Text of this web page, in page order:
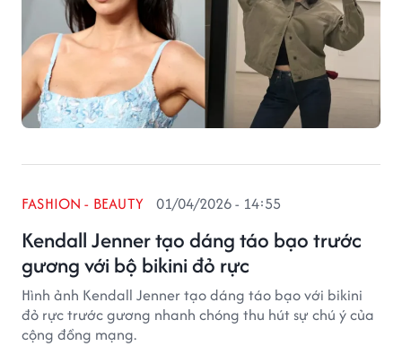
Kendall Jenner tạo dáng táo bạo trước
gương với bộ bikini đỏ rực
FASHION - BEAUTY 01/04/2026 - 14:55
Hình ảnh Kendall Jenner tạo dáng táo bạo với bikini
đỏ rực trước gương nhanh chóng thu hút sự chú ý của
cộng đồng mạng.